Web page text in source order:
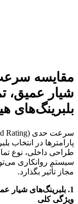
مقایسه
شیار عمیق،
بلبرینگ‌های
پارامترها در انتخاب
طراحی داخلی، نوع
سیستم روانکاری
مجاز تأثیر بگذارد.
1. بلبرینگ‌های شیار عمیق (Deep Groove Ball Bearings)
ویژگی کلی